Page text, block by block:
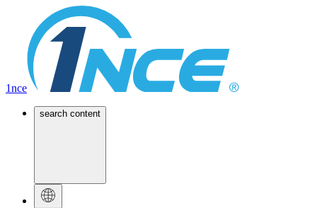
1nce
search content